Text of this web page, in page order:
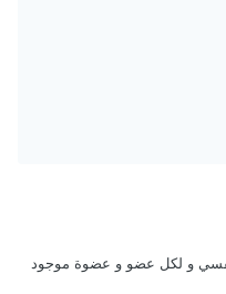
و لكل عضو و عضوة موجود